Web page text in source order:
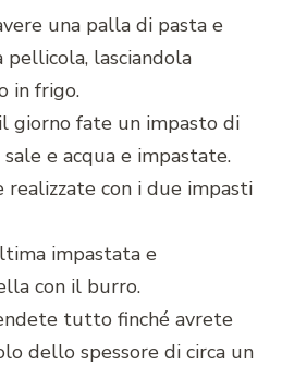
una palla di pasta e
lasciandola
in frigo.
giorno fate un impasto di
e acqua e impastate.
con i due impasti
impastata e
con il burro.
tutto finché avrete
dello spessore di circa un